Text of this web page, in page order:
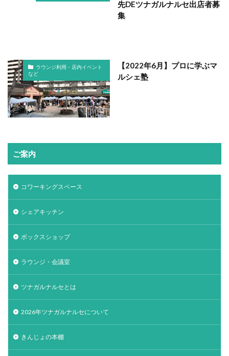
先DEツナガルナルセ出店者募
集
ラウンジ利用・店内イベント
など
【2022年6月】プロに学ぶマ
ルシェ塾
ご案内
コワーキングスペース
シェアキッチン
ボックスショップ
ラウンジ・会議室
ツナガルナルセとは
2026年ツナガルナルセについて
きんじょの本棚